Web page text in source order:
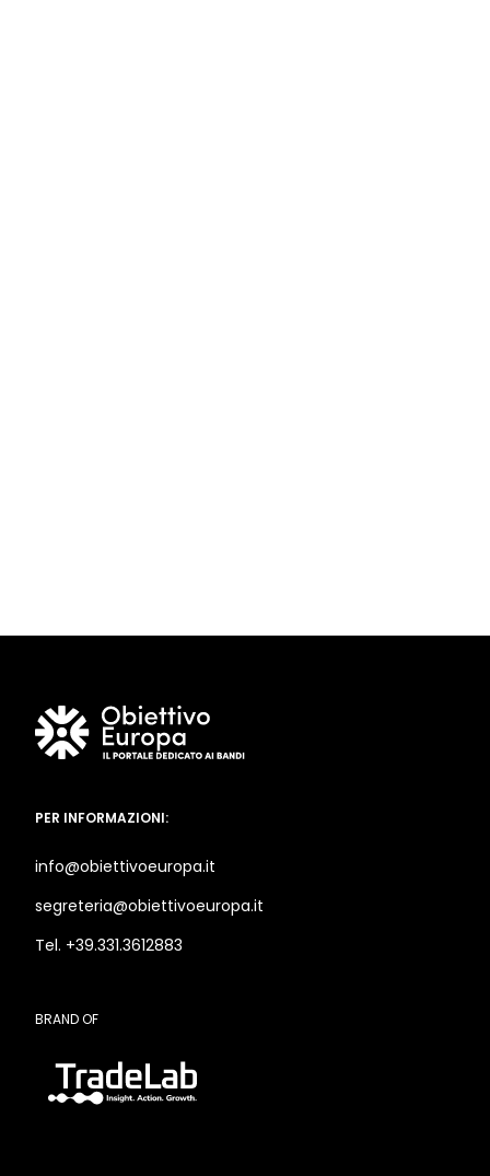
PER INFORMAZIONI:
info@obiettivoeuropa.it
segreteria@obiettivoeuropa.it
Tel. +39.331.3612883
BRAND OF